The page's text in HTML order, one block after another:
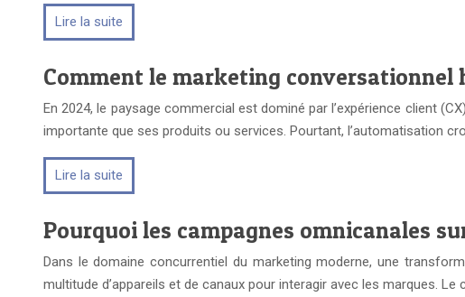
Lire la suite
Comment le marketing
En 2024, le paysage commercial est dominé par l’expérience client
importante que ses produits ou services. Pourtant, l’automatisation
Lire la suite
Pourquoi les campagnes omnicanales
Dans le domaine concurrentiel du marketing moderne, une
multitude d’appareils et de canaux pour interagir avec les marques.